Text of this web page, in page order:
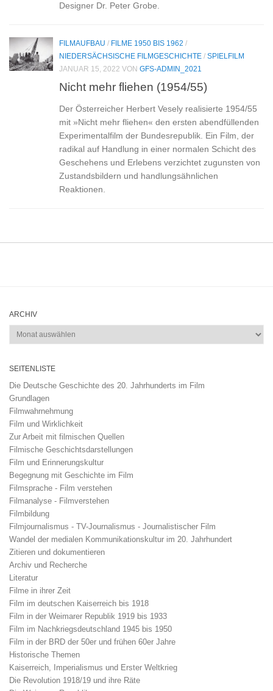
Designer Dr. Peter Grobe.
FILMAUFBAU / FILME 1950 BIS 1962 /
NIEDERSÄCHSISCHE FILMGESCHICHTE / SPIELFILM
JANUAR 15, 2022 VON GFS-ADMIN_2021
Nicht mehr fliehen (1954/55)
Der Österreicher Herbert Vesely realisierte 1954/55
mit »Nicht mehr fliehen« den ersten abendfüllenden
Experimentalfilm der Bundesrepublik. Ein Film, der
radikal auf Handlung in einer normalen Schicht des
Geschehens und Erlebens verzichtet zugunsten von
Zustandsbildern und handlungsähnlichen
Reaktionen.
ARCHIV
Archiv
SEITENLISTE
Die Deutsche Geschichte des 20. Jahrhunderts im Film
Grundlagen
Filmwahrnehmung
Film und Wirklichkeit
Zur Arbeit mit filmischen Quellen
Filmische Geschichtsdarstellungen
Film und Erinnerungskultur
Begegnung mit Geschichte im Film
Filmsprache - Film verstehen
Filmanalyse - Filmverstehen
Filmbildung
Filmjournalismus - TV-Journalismus - Journalistischer Film
Wandel der medialen Kommunikationskultur im 20. Jahrhundert
Zitieren und dokumentieren
Archiv und Recherche
Literatur
Filme in ihrer Zeit
Film im deutschen Kaiserreich bis 1918
Film in der Weimarer Republik 1919 bis 1933
Film im Nachkriegsdeutschland 1945 bis 1950
Film in der BRD der 50er und frühen 60er Jahre
Historische Themen
Kaiserreich, Imperialismus und Erster Weltkrieg
Die Revolution 1918/19 und ihre Räte